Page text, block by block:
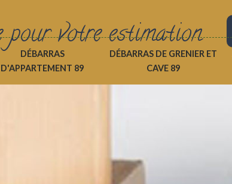
pour votre estimation
DÉBARRAS
D'APPARTEMENT 89
DÉBARRAS DE GRENIER ET
CAVE 89